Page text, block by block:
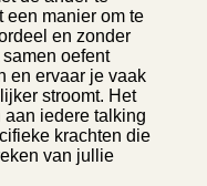
een manier om te
en zonder
oefent
en ervaar je vaak
stroomt. Het
aan iedere talking
krachten die
van jullie